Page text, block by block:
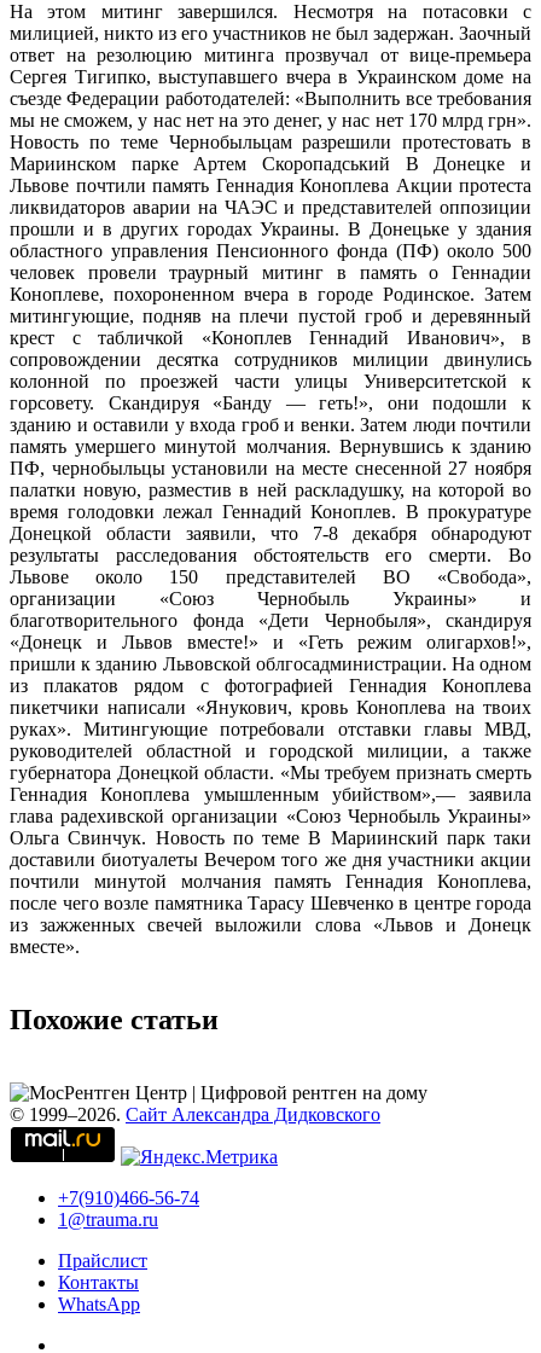
На этом митинг завершился. Несмотря на потасовки с
милицией, никто из его участников не был задержан. Заочный
ответ на резолюцию митинга прозвучал от вице-премьера
Сергея Тигипко, выступавшего вчера в Украинском доме на
съезде Федерации работодателей: «Выполнить все требования
мы не сможем, у нас нет на это денег, у нас нет 170 млрд грн».
Новость по теме Чернобыльцам разрешили протестовать в
Мариинском парке Артем Скоропадський В Донецке и
Львове почтили память Геннадия Коноплева Акции протеста
ликвидаторов аварии на ЧАЭС и представителей оппозиции
прошли и в других городах Украины. В Донецьке у здания
областного управления Пенсионного фонда (ПФ) около 500
человек провели траурный митинг в память о Геннадии
Коноплеве, похороненном вчера в городе Родинское. Затем
митингующие, подняв на плечи пустой гроб и деревянный
крест с табличкой «Коноплев Геннадий Иванович», в
сопровождении десятка сотрудников милиции двинулись
колонной по проезжей части улицы Университетской к
горсовету. Скандируя «Банду — геть!», они подошли к
зданию и оставили у входа гроб и венки. Затем люди почтили
память умершего минутой молчания. Вернувшись к зданию
ПФ, чернобыльцы установили на месте снесенной 27 ноября
палатки новую, разместив в ней раскладушку, на которой во
время голодовки лежал Геннадий Коноплев. В прокуратуре
Донецкой области заявили, что 7-8 декабря обнародуют
результаты расследования обстоятельств его смерти. Во
Львове около 150 представителей ВО «Свобода»,
организации «Союз Чернобыль Украины» и
благотворительного фонда «Дети Чернобыля», скандируя
«Донецк и Львов вместе!» и «Геть режим олигархов!»,
пришли к зданию Львовской облгосадминистрации. На одном
из плакатов рядом с фотографией Геннадия Коноплева
пикетчики написали «Янукович, кровь Коноплева на твоих
руках». Митингующие потребовали отставки главы МВД,
руководителей областной и городской милиции, а также
губернатора Донецкой области. «Мы требуем признать смерть
Геннадия Коноплева умышленным убийством»,— заявила
глава радехивской организации «Союз Чернобыль Украины»
Ольга Свинчук. Новость по теме В Мариинский парк таки
доставили биотуалеты Вечером того же дня участники акции
почтили минутой молчания память Геннадия Коноплева,
после чего возле памятника Тарасу Шевченко в центре города
из зажженных свечей выложили слова «Львов и Донецк
вместе».
Похожие статьи
© 1999–2026. Сайт Александра Дидковского
+7(910)466-56-74
1@trauma.ru
Прайслист
Контакты
WhatsApp